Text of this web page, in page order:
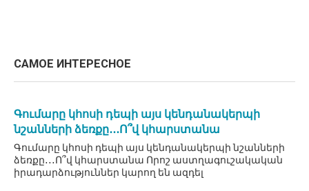
САМОЕ ИНТЕРЕСНОЕ
Գումարը կհոսի դեպի այս կենդանակերպի
նշանների ձեռքը․․․Ո՞վ կհարստանա
Գումարը կհոսի դեպի այս կենդանակերպի նշանների
ձեռքը․․․Ո՞վ կհարստանա Որոշ աստղագուշակական
իրադարձություններ կարող են ազդել